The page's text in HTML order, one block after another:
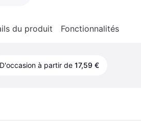
du produit Fonctionnalités
D'occasion à partir de 17,59 €